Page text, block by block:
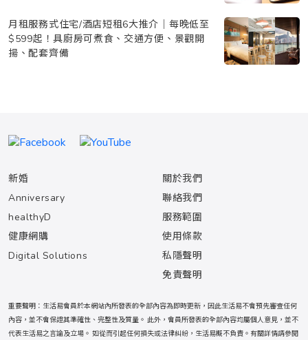
月租服務式住宅/酒店短租6大推介｜每晚低至
$599起！具廚房可煮食、交通方便、景觀開
揚、配套齊備
新婚
Anniversary
healthyD
健康網購
Digital Solutions
關於我們
聯絡我們
服務範圍
使用條款
私隱聲明
免責聲明
重要聲明：生活易會員於本網站內所發表的全部內容為即時更新，因此生活易不會預先審查任何
內容，並不會保證其準確性、完整性及質量。 此外，會員所發表的全部內容均屬個人意見，並不
代表生活易之言論及立場。 如從而引起任何損失或法律糾紛，生活易概不負責。有關詳情請參閱